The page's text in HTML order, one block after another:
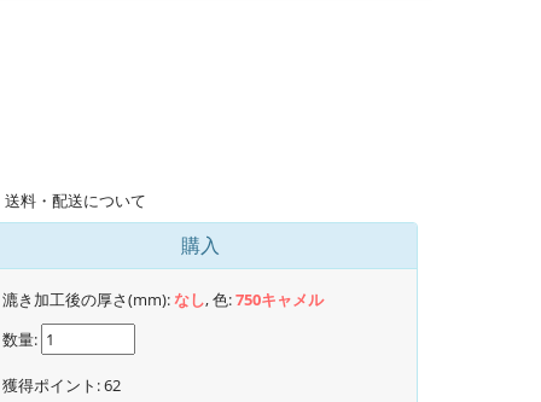
送料・配送について
購入
漉き加工後の厚さ(mm):なし, 色:750キャメル
数量:
獲得ポイント:62